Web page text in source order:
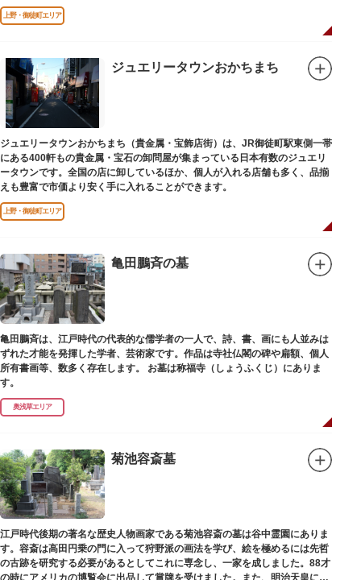
上野・御徒町エリア
ジュエリータウンおかちまち
ジュエリータウンおかちまち（貴金属・宝飾店街）は、JR御徒町駅東側一帯
にある400軒もの貴金属・宝石の卸問屋が集まっている日本有数のジュエリ
ータウンです。全国の店に卸しているほか、個人が入れる店舗も多く、品揃
えも豊富で市価より安く手に入れることができます。
上野・御徒町エリア
亀田鵬斉の墓
亀田鵬斉は、江戸時代の代表的な儒学者の一人で、詩、書、画にも人並みは
ずれた才能を発揮した学者、芸術家です。作品は寺社仏閣の碑や扁額、個人
所有書画等、数多く存在します。 お墓は称福寺（しょうふくじ）にありま
す。
奥浅草エリア
菊池容斎墓
江戸時代後期の著名な歴史人物画家である菊池容斎の墓は谷中霊園にありま
す。容斎は高田円乗の門に入って狩野派の画法を学び、絵を極めるには先哲
の古跡を研究する必要があるとしてこれに専念し、一家を成しました。88才